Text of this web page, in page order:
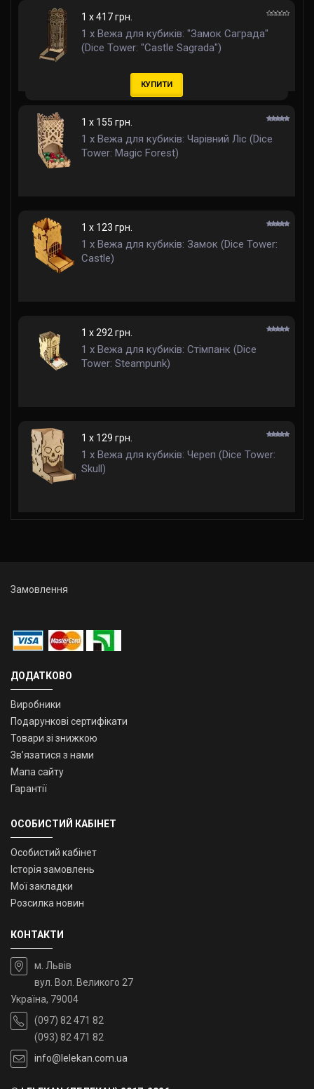
1 x 417 грн.
1 x Вежа для кубиків: "Замок Саграда"
(Dice Tower: "Castle Sagrada")
КУПИТИ
1 x 155 грн.
1 x Вежа для кубиків: Чарівний Ліс (Dice
Tower: Magic Forest)
1 x 123 грн.
1 x Вежа для кубиків: Замок (Dice Tower:
Castle)
1 x 292 грн.
1 x Вежа для кубиків: Стімпанк (Dice
Tower: Steampunk)
1 x 129 грн.
1 x Вежа для кубиків: Череп (Dice Tower:
Skull)
Замовлення
ДОДАТКОВО
Виробники
Подарункові сертифікати
Товари зі знижкою
Зв’язатися з нами
Мапа сайту
Гарантії
ОСОБИСТИЙ КАБІНЕТ
Особистий кабінет
Історія замовлень
Мої закладки
Розсилка новин
КОНТАКТИ
м. Львів
вул. Вол. Великого 27
Україна, 79004
(097) 82 471 82
(093) 82 471 82
info@lelekan.com.ua